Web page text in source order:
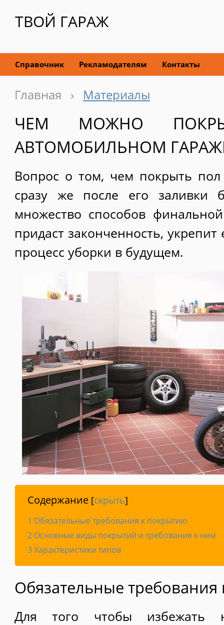
ТВОЙ ГАРАЖ
Справочник Рекламодателям Контакты
Главная › Материалы
ЧЕМ МОЖНО
АВТОМОБИЛЬНОМ
Вопрос о том, чем покрыть пол
сразу же после его заливки
множество способов
придаст законченность, укрепит
процесс уборки в будущем.
Содержание [скрыть]
1 Обязательные требования к покрытию
2 Основные виды покрытий и требования к ним
3Характеристики типов
Обязательные
Для того чтобы избежать